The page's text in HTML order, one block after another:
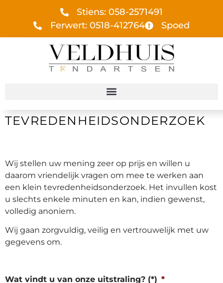
Stiens: 058-2571491
Ferwert: 0518-412764
Spoed
TEVREDENHEIDSONDERZOEK
Wij stellen uw mening zeer op prijs en willen u
daarom vriendelijk vragen om mee te werken aan
een klein tevredenheidsonderzoek. Het invullen kost
u slechts enkele minuten en kan, indien gewenst,
volledig anoniem.
Wij gaan zorgvuldig, veilig en vertrouwelijk met uw
gegevens om.
Wat vindt u van onze uitstraling? (*) *